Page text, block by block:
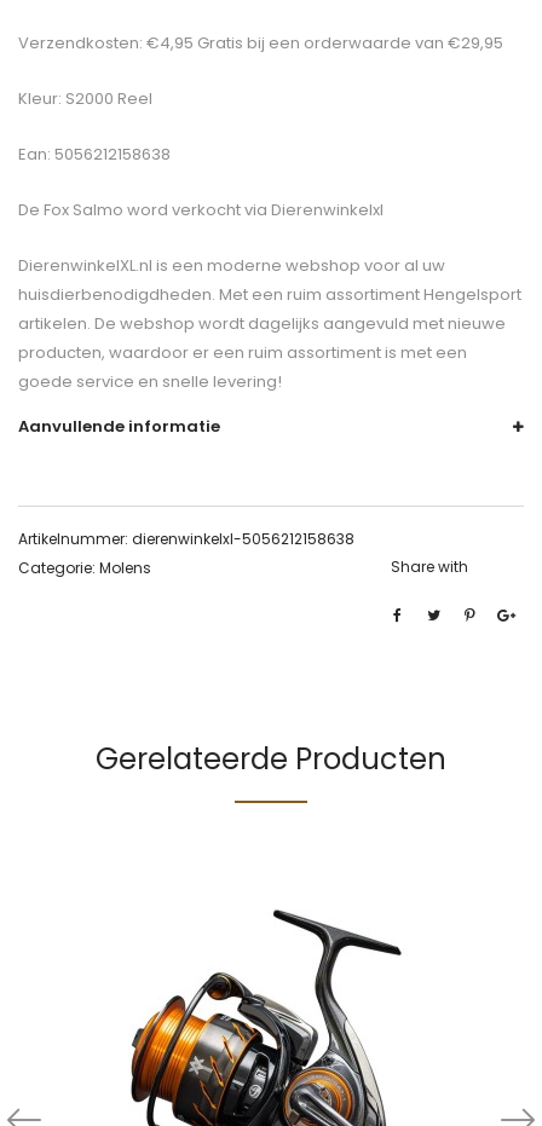
Verzendkosten: €4,95 Gratis bij een orderwaarde van €29,95
Kleur: S2000 Reel
Ean: 5056212158638
De Fox Salmo word verkocht via Dierenwinkelxl
DierenwinkelXL.nl is een moderne webshop voor al uw
huisdierbenodigdheden. Met een ruim assortiment Hengelsport
artikelen. De webshop wordt dagelijks aangevuld met nieuwe
producten, waardoor er een ruim assortiment is met een
goede service en snelle levering!
Aanvullende informatie
Artikelnummer: dierenwinkelxl-5056212158638
Categorie: Molens Share with
Gerelateerde Producten